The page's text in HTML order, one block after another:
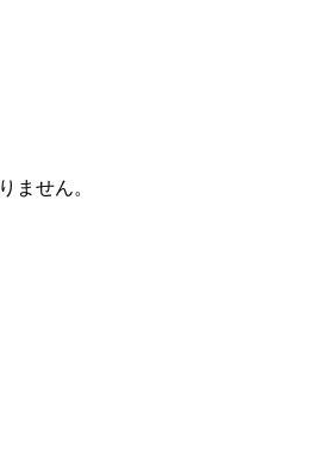
ません。